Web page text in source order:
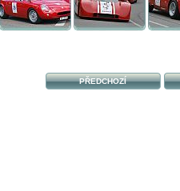
PŘEDCHOZÍ